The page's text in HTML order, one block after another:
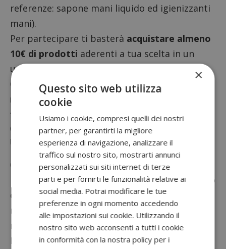
referenze: sapone mani liquido ed igienizzanti
mani).
Per partecipare ti basterà acquistare almeno
10€ di prodotti aderenti a tua scelta in un
unico acquisto e conservare lo scontrino.
Grazie al tuo acquisto, avrai diritto a
richiedere il rimborso
fino ad un massimo di 10€.
Come chiedere il rimborso cashback
Unilever 2024
Quando avrai acquistato i prodotti
promozionati, dovrai collegarti al sito dedicato
entro 3 giornidi calendario dall’acquisto per
registrati e completare la procedura per
richiedere il rimborso.
Ricorda che ti sarà richiesto di caricare la foto
×
Questo sito web utilizza
cookie
Usiamo i cookie, compresi quelli dei nostri
partner, per garantirti la migliore
esperienza di navigazione, analizzare il
traffico sul nostro sito, mostrarti annunci
personalizzati sui siti internet di terze
parti e per fornirti le funzionalità relative ai
social media. Potrai modificare le tue
preferenze in ogni momento accedendo
alle impostazioni sui cookie. Utilizzando il
nostro sito web acconsenti a tutti i cookie
in conformità con la nostra policy per i